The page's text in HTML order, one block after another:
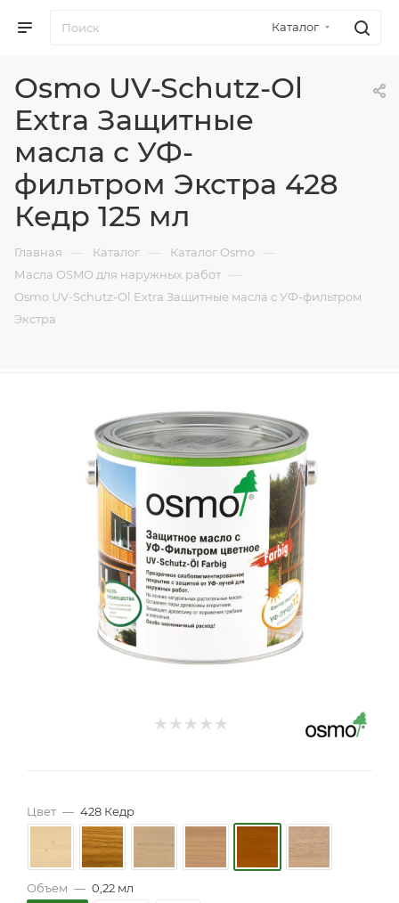
Каталог
Osmo UV-Schutz-Ol
Extra Защитные
масла с УФ-
фильтром Экстра 428
Кедр 125 мл
Главная — Каталог — Каталог Osmo —
Масла OSMO для наружных работ —
Osmo UV-Schutz-Ol Extra Защитные масла с УФ-фильтром
Экстра
Цвет — 428 Кедр
Объем — 0,22 мл